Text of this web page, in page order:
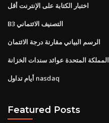
اختبار الكتابة على الإنترنت أقل
B3 التصنيف الائتماني
الرسم البياني مقارنة درجة الائتمان
المملكة المتحدة عوائد سندات الخزانة
أيام تداول nasdaq
Featured Posts